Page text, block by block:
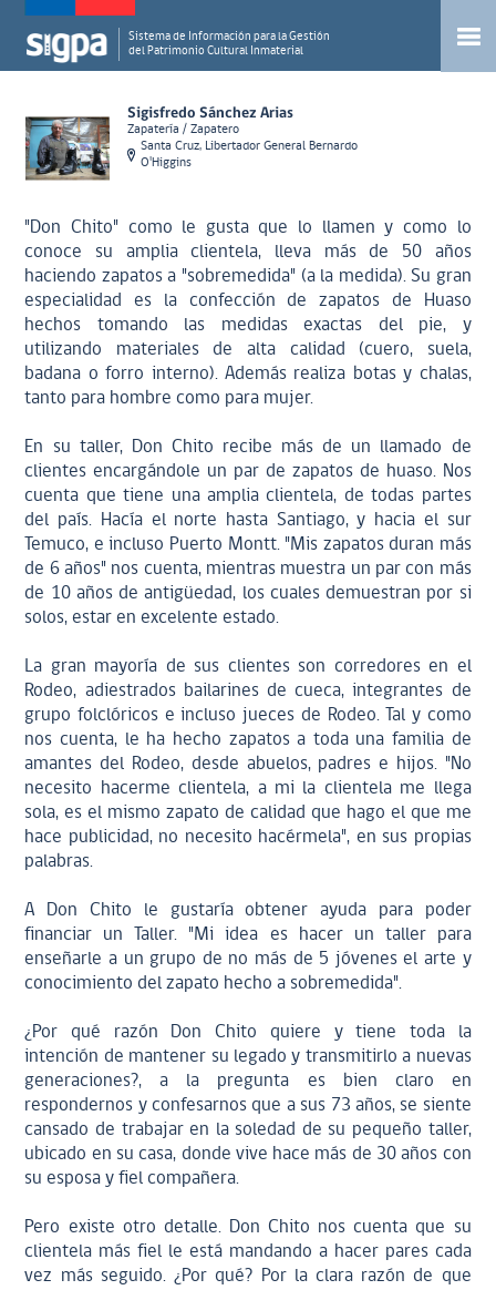
Sistema de Información para la Gestión
del Patrimonio Cultural Inmaterial
Sigisfredo Sánchez Arias
Zapatería / Zapatero
Santa Cruz, Libertador General Bernardo
O'Higgins
"Don Chito" como le gusta que lo llamen y como lo
conoce su amplia clientela, lleva más de 50 años
haciendo zapatos a "sobremedida" (a la medida). Su gran
especialidad es la confección de zapatos de Huaso
hechos tomando las medidas exactas del pie, y
utilizando materiales de alta calidad (cuero, suela,
badana o forro interno). Además realiza botas y chalas,
tanto para hombre como para mujer.
En su taller, Don Chito recibe más de un llamado de
clientes encargándole un par de zapatos de huaso. Nos
cuenta que tiene una amplia clientela, de todas partes
del país. Hacía el norte hasta Santiago, y hacia el sur
Temuco, e incluso Puerto Montt. "Mis zapatos duran más
de 6 años" nos cuenta, mientras muestra un par con más
de 10 años de antigüedad, los cuales demuestran por si
solos, estar en excelente estado.
La gran mayoría de sus clientes son corredores en el
Rodeo, adiestrados bailarines de cueca, integrantes de
grupo folclóricos e incluso jueces de Rodeo. Tal y como
nos cuenta, le ha hecho zapatos a toda una familia de
amantes del Rodeo, desde abuelos, padres e hijos. "No
necesito hacerme clientela, a mi la clientela me llega
sola, es el mismo zapato de calidad que hago el que me
hace publicidad, no necesito hacérmela", en sus propias
palabras.
A Don Chito le gustaría obtener ayuda para poder
financiar un Taller. "Mi idea es hacer un taller para
enseñarle a un grupo de no más de 5 jóvenes el arte y
conocimiento del zapato hecho a sobremedida".
¿Por qué razón Don Chito quiere y tiene toda la
intención de mantener su legado y transmitirlo a nuevas
generaciones?, a la pregunta es bien claro en
respondernos y confesarnos que a sus 73 años, se siente
cansado de trabajar en la soledad de su pequeño taller,
ubicado en su casa, donde vive hace más de 30 años con
su esposa y fiel compañera.
Pero existe otro detalle. Don Chito nos cuenta que su
clientela más fiel le está mandando a hacer pares cada
vez más seguido. ¿Por qué? Por la clara razón de que